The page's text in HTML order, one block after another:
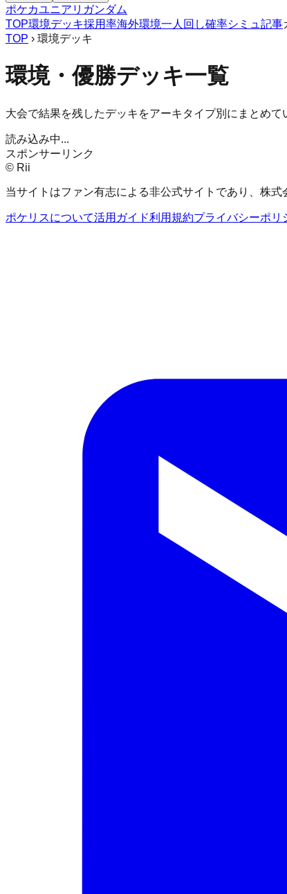
ポケカユニアリ ガンダム
TOP環境デッキ採用率海外環境一人回し確率シミュ 記事
TOP › 環境デッキ
環境・優勝デッキ一覧
大会で結果を残したデッキをアーキタイプ別にまとめて
読み込み中...
スポンサーリンク
© Rii
当サイトはファン有志による非公式サイトであり、株
ポケリスについて活用ガイド利用規約プライバシーポリ